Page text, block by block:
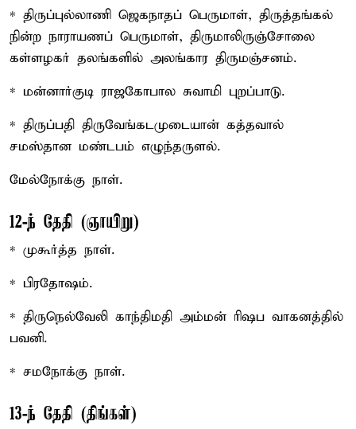
* திருப்புல்லாணி ஜெகநாதப் பெருமாள், திருத்தங்கல்
நின்ற நாராயணப் பெருமாள், திருமாலிருஞ்சோலை
கள்ளழகர் தலங்களில் அலங்கார திருமஞ்சனம்.
* மன்னார்குடி ராஜகோபால சுவாமி புறப்பாடு.
* திருப்பதி திருவேங்கடமுடையான் கத்தவால்
சமஸ்தான மண்டபம் எழுந்தருளல்.
மேல்நோக்கு நாள்.
12-ந் தேதி (ஞாயிறு)
* முகூர்த்த நாள்.
* பிரதோஷம்.
* திருநெல்வேலி காந்திமதி அம்மன் ரிஷப வாகனத்தில்
பவனி.
* சமநோக்கு நாள்.
13-ந் தேதி (திங்கள்)